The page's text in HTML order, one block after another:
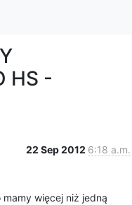
HS -
22 Sep 2012 6:18 a.m.
mamy więcej niż jedną